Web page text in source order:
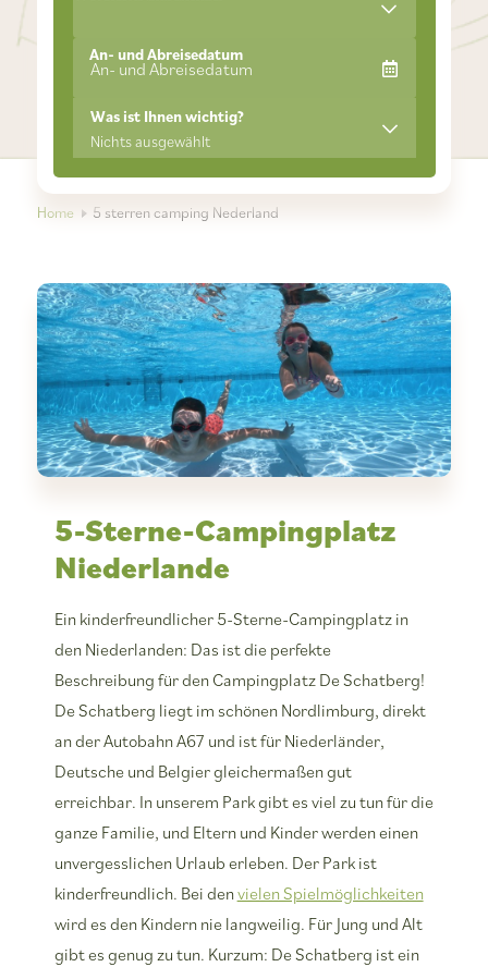
An- und Abreisedatum
Was ist Ihnen wichtig?
Nichts ausgewählt
Home 5 sterren camping Nederland
5-Sterne-Campingplatz
Niederlande
Ein kinderfreundlicher 5-Sterne-Campingplatz in
den Niederlanden: Das ist die perfekte
Beschreibung für den Campingplatz De Schatberg!
De Schatberg liegt im schönen Nordlimburg, direkt
an der Autobahn A67 und ist für Niederländer,
Deutsche und Belgier gleichermaßen gut
erreichbar. In unserem Park gibt es viel zu tun für die
ganze Familie, und Eltern und Kinder werden einen
unvergesslichen Urlaub erleben. Der Park ist
kinderfreundlich. Bei denvielen Spielmöglichkeiten
wird es den Kindern nie langweilig. Für Jung und Alt
gibt es genug zu tun. Kurzum: De Schatberg ist ein